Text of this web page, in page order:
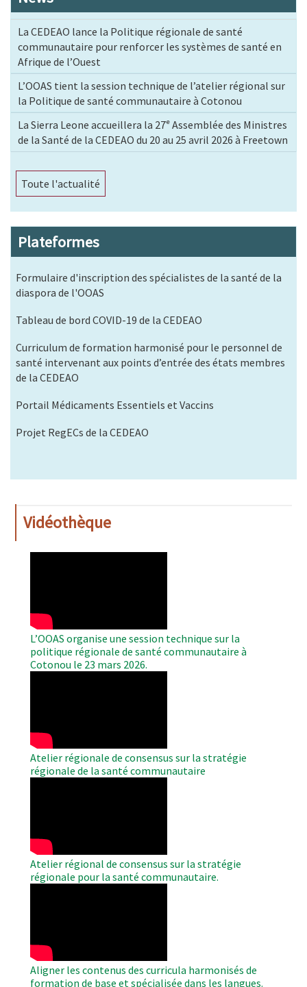
La CEDEAO lance la Politique régionale de santé
communautaire pour renforcer les systèmes de santé en
Afrique de l’Ouest
L’OOAS tient la session technique de l’atelier régional sur
la Politique de santé communautaire à Cotonou
La Sierra Leone accueillera la 27ᵉ Assemblée des Ministres
de la Santé de la CEDEAO du 20 au 25 avril 2026 à Freetown
Toute l'actualité
Plateformes
Formulaire d'inscription des spécialistes de la santé de la
diaspora de l'OOAS
Tableau de bord COVID-19 de la CEDEAO
Curriculum de formation harmonisé pour le personnel de
santé intervenant aux points d’entrée des états membres
de la CEDEAO
Portail Médicaments Essentiels et Vaccins
Projet RegECs de la CEDEAO
Vidéothèque
L’OOAS organise une session technique sur la
politique régionale de santé communautaire à
Cotonou le 23 mars 2026.
Atelier régionale de consensus sur la stratégie
régionale de la santé communautaire
Atelier régional de consensus sur la stratégie
régionale pour la santé communautaire.
Aligner les contenus des curricula harmonisés de
formation de base et spécialisée dans les langues.